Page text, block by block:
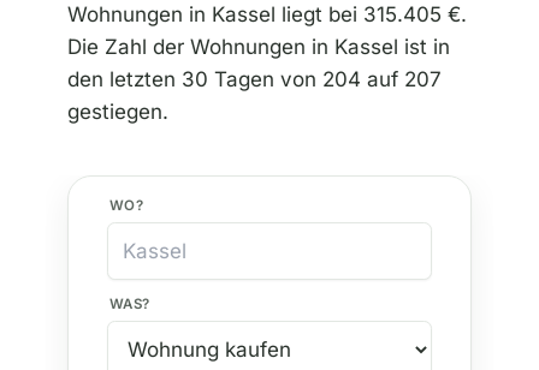
Wohnungen in Kassel liegt bei 315.405 €.
Die Zahl der Wohnungen in Kassel ist in
den letzten 30 Tagen von 204 auf 207
gestiegen.
WO?
WAS?